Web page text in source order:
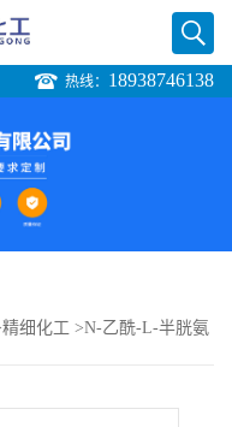
热线： 18938746138
精细化工 >N-乙酰-L-半胱氨